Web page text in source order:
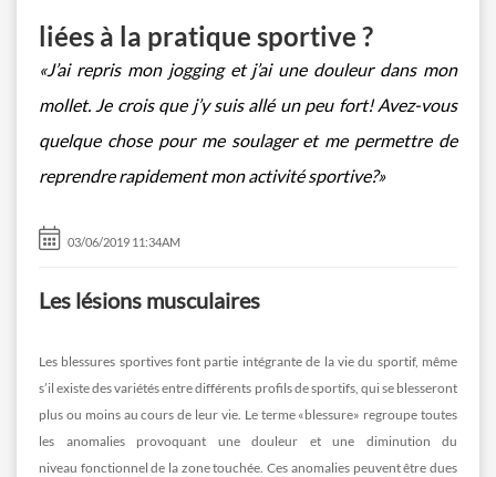
liées à la pratique sportive ?
«J’ai repris mon jogging et j’ai une douleur dans mon
mollet. Je crois que j’y suis allé un peu fort! Avez-vous
quelque chose pour me soulager et me permettre de
reprendre rapidement mon activité sportive?»
03/06/2019 11:34AM
Les lésions musculaires
Les blessures sportives font partie intégrante de la vie du sportif, même
s’il existe des variétés entre différents profils de sportifs, qui se blesseront
plus ou moins au cours de leur vie. Le terme «blessure» regroupe toutes
les anomalies provoquant une douleur et une diminution du
niveau fonctionnel de la zone touchée. Ces anomalies peuvent être dues